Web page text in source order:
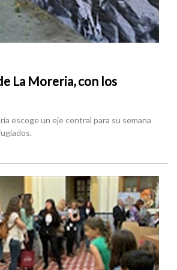
La Moreria, con los
escoge un eje central para su semana